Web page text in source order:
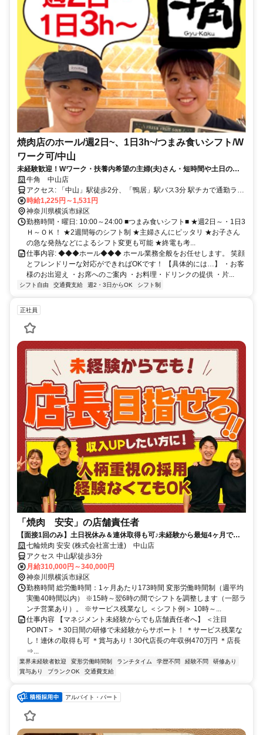
焼肉店のホール/週2日~、1日3h~/つまみ食いシフト/W
ワーク可/中山
未経験歓迎！Wワーク・扶養内希望の主婦(夫)さん・短時間や土日のみ
もOK◎笑顔とフレンドリーな対応ができればOK！
牛角 中山店
アクセス: 「中山」駅徒歩2分、「鴨居」駅バス3分 駅チカで通勤ラク
ラク！ 近くにコンビニやカフェ、スーパーもあるので バイト前後も
何かと便利です♪ 在籍中のスタッフは、 鴨居/新横浜/十日市場/センタ
ー南/センター北/ 長津田/小机 など近隣・遠方関係なく 通勤していま
す！
時給1,225円～1,531円
神奈川県横浜市緑区
勤務時間・曜日: 10:00～24:00 ■つまみ食いシフト■ ★週2日～・1日3
Ｈ～ＯＫ！ ★2週間毎のシフト制 ★主婦さんにピッタリ ★お子さん
の急な発熱などによるシフト変更も可能 ★終電も考...
仕事内容: ◆◆◆ホール◆◆◆ ホール業務全般をお任せします。 笑顔
とフレンドリーな対応ができればOKです！ 【具体的には…】 ・お客
様のお出迎え ・お席へのご案内 ・お料理・ドリンクの提供 ・片...
シフト自由 交通費支給 週2・3日からOK シフト制
正社員
「焼肉 安安」の店舗責任者
【面接1回のみ】土日祝休み＆連休取得も可♪未経験から最短4ヶ月で店
長へ♪仕事もプライベートも充実させたい方にぴったり
七輪焼肉 安安 (株式会社富士達) 中山店
アクセス 中山駅徒歩3分
月給310,000円～340,000円
神奈川県横浜市緑区
勤務時間 総労働時間：1ヶ月あたり173時間 変形労働時間制（週平均
実働40時間以内） ※15時～翌6時の間でシフトを調整します（一部ラ
ンチ営業あり）。 ※サービス残業なし ＜シフト例＞ 10時～...
仕事内容 【マネジメント未経験からでも店舗責任者へ】 ＜注目
POINT＞ ＊30日間の研修で未経験からサポート！ ＊サービス残業な
し！連休の取得も可 ＊賞与あり！30代店長の年収例470万円 ＊店長
⇒...
業界未経験者歓迎 変形労働時間制 ランチタイム 学歴不問 経験不問
研修あり
賞与あり
ブランクOK 交通費支給
アルバイト・パート